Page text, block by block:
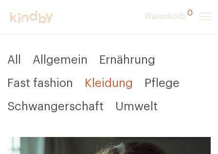
Warenkorb 0
All Allgemein
Ernährung
Fast fashion
Kleidung
Pflege
Schwangerschaft
Umwelt